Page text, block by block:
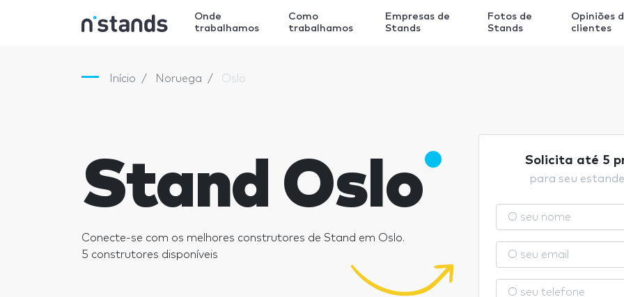
Onde
trabalhamos
Como
trabalhamos
Empresas de
Stands
Fotos de
Stands
Opiniões
clientes
Início Noruega Oslo
Stand Oslo
Conecte-se com os melhores construtores de Stand em Oslo.
5 construtores disponíveis
Solicita até 5
para seu